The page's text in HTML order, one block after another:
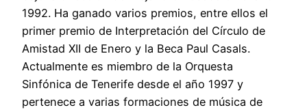
1992. Ha ganado varios premios, entre ellos el
primer premio de Interpretación del Círculo de
Amistad XII de Enero y la Beca Paul Casals.
Actualmente es miembro de la Orquesta
Sinfónica de Tenerife desde el año 1997 y
pertenece a varias formaciones de música de